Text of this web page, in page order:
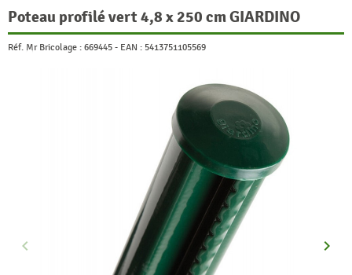
Poteau profilé vert 4,8 x 250 cm GIARDINO
Réf. Mr Bricolage : 669445 - EAN : 5413751105569
Précédent
keyboard_arrow_left keyboard_arrow_right